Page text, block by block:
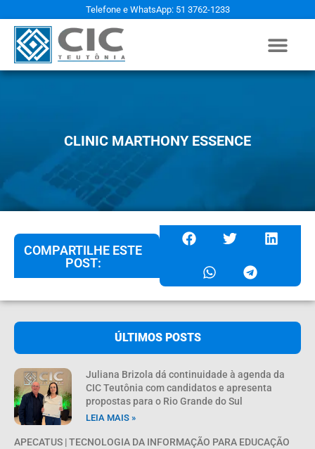
Telefone e WhatsApp: 51 3762-1233
CLINIC MARTHONY ESSENCE
COMPARTILHE ESTE
POST:
ÚLTIMOS POSTS
Juliana Brizola dá continuidade à agenda da
CIC Teutônia com candidatos e apresenta
propostas para o Rio Grande do Sul
LEIA MAIS »
APECATUS | TECNOLOGIA DA INFORMAÇÃO PARA EDUCAÇÃO